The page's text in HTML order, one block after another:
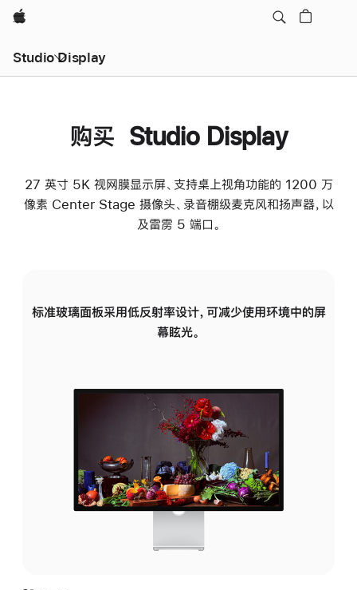
Apple
Studio Display
购买 Studio Display
27 英寸 5K 视网膜显示屏、支持桌上视角功能的 1200 万
像素 Center Stage 摄像头、录音棚级麦克风和扬声器，以
及雷雳 5 端口。
标准玻璃面板采用低反射率设计，可减少使用环境中的屏
幕眩光。